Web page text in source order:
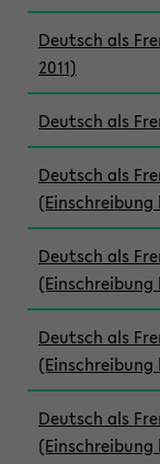
Deutsch als
2011)
Deutsch als
Deutsch als
(Einschreibung
Deutsch als
(Einschreibung
Deutsch als
(Einschreibung
Deutsch als
(Einschreibung